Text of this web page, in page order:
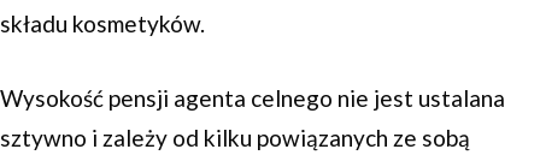
składu kosmetyków.
Wysokość pensji agenta celnego nie jest ustalana
sztywno i zależy od kilku powiązanych ze sobą